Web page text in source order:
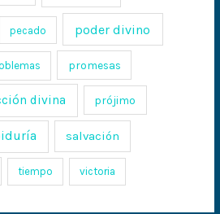
pecado poder divino
promesas
divina prójimo
salvación
tiempo victoria